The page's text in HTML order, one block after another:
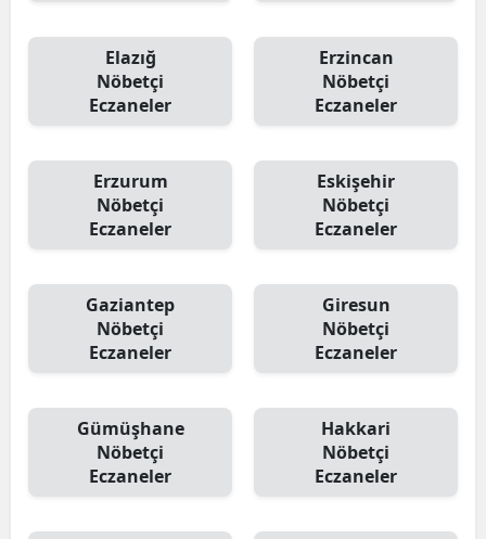
Elazığ
Nöbetçi
Eczaneler
Erzincan
Nöbetçi
Eczaneler
Erzurum
Nöbetçi
Eczaneler
Eskişehir
Nöbetçi
Eczaneler
Gaziantep
Nöbetçi
Eczaneler
Giresun
Nöbetçi
Eczaneler
Gümüşhane
Nöbetçi
Eczaneler
Hakkari
Nöbetçi
Eczaneler